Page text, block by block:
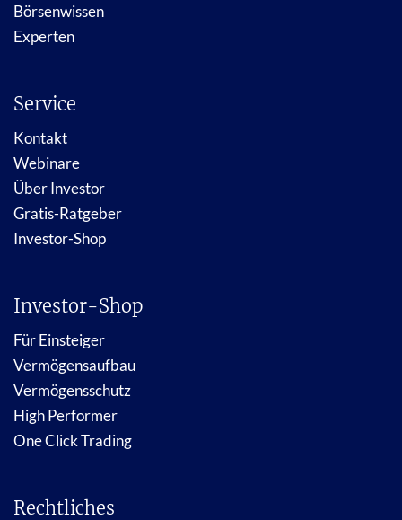
Börsenwissen
Experten
Service
Kontakt
Webinare
Über Investor
Gratis-Ratgeber
Investor-Shop
Investor-Shop
Für Einsteiger
Vermögensaufbau
Vermögensschutz
High Performer
One Click Trading
Rechtliches